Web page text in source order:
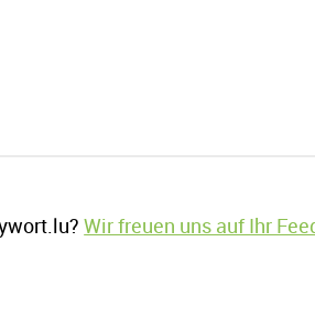
Wir freuen uns auf Ihr